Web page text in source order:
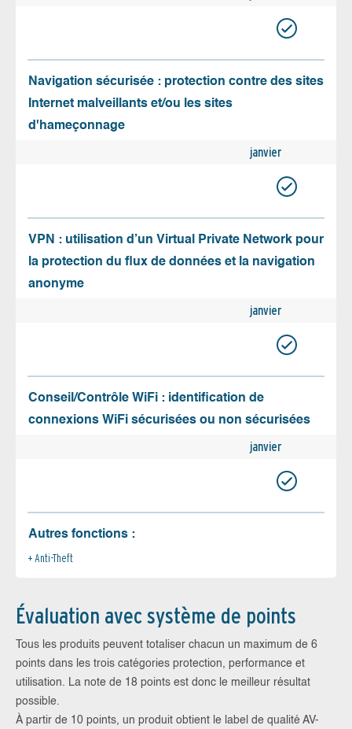
Navigation sécurisée : protection contre des sites
Internet malveillants et/ou les sites
d'hameçonnage
janvier
VPN : utilisation d’un Virtual Private Network pour
la protection du flux de données et la navigation
anonyme
janvier
Conseil/Contrôle WiFi : identification de
connexions WiFi sécurisées ou non sécurisées
janvier
Autres fonctions :
Anti-Theft
Évaluation avec système de points
Tous les produits peuvent totaliser chacun un maximum de 6
points dans les trois catégories protection, performance et
utilisation. La note de 18 points est donc le meilleur résultat
possible.
À partir de 10 points, un produit obtient le label de qualité AV-